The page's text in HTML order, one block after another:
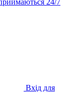
Вхід для